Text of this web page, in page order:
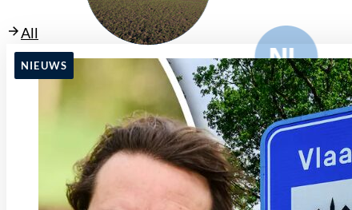
Alle nieuwsberichten en blogs
NIEUWS